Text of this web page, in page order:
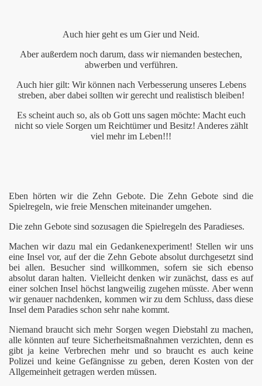
Auch hier geht es um Gier und Neid.
Aber außerdem noch darum, dass wir niemanden bestechen,
abwerben und verführen.
Auch hier gilt: Wir können nach Verbesserung unseres Lebens
streben, aber dabei sollten wir gerecht und realistisch bleiben!
Es scheint auch so, als ob Gott uns sagen möchte: Macht euch
nicht so viele Sorgen um Reichtümer und Besitz! Anderes zählt
viel mehr im Leben!!!
Eben hörten wir die Zehn Gebote. Die Zehn Gebote sind die
Spielregeln, wie freie Menschen miteinander umgehen.
Die zehn Gebote sind sozusagen die Spielregeln des Paradieses.
Machen wir dazu mal ein Gedankenexperiment! Stellen wir uns
eine Insel vor, auf der die Zehn Gebote absolut durchgesetzt sind
bei allen. Besucher sind willkommen, sofern sie sich ebenso
absolut daran halten. Vielleicht denken wir zunächst, dass es auf
einer solchen Insel höchst langweilig zugehen müsste. Aber wenn
wir genauer nachdenken, kommen wir zu dem Schluss, dass diese
Insel dem Paradies schon sehr nahe kommt.
Niemand braucht sich mehr Sorgen wegen Diebstahl zu machen,
alle könnten auf teure Sicherheitsmaßnahmen verzichten, denn es
gibt ja keine Verbrechen mehr und so braucht es auch keine
Polizei und keine Gefängnisse zu geben, deren Kosten von der
Allgemeinheit getragen werden müssen.